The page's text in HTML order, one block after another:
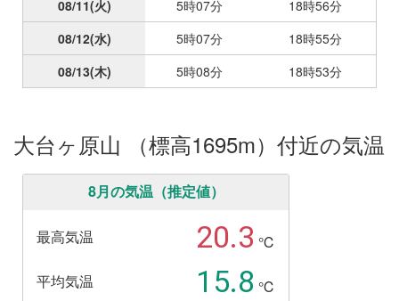
08/11(火) 5時07分
18時56分
08/12(水) 5時07分
18時55分
08/13(木) 5時08分 18時53分
大台ヶ原山 （標高1695m）付近の気温
8月の気温（推定値）
最高気温 20.3 ℃
平均気温
15.8 ℃